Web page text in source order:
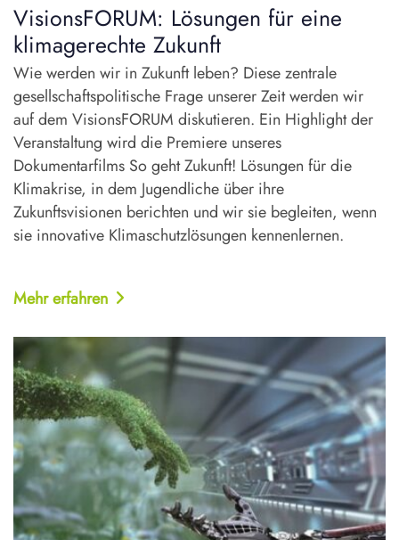
VisionsFORUM: Lösungen für eine
klimagerechte Zukunft
Wie werden wir in Zukunft leben? Diese zentrale
gesellschaftspolitische Frage unserer Zeit werden wir
auf dem VisionsFORUM diskutieren. Ein Highlight der
Veranstaltung wird die Premiere unseres
Dokumentarfilms So geht Zukunft! Lösungen für die
Klimakrise, in dem Jugendliche über ihre
Zukunftsvisionen berichten und wir sie begleiten, wenn
sie innovative Klimaschutzlösungen kennenlernen.
Mehr erfahren